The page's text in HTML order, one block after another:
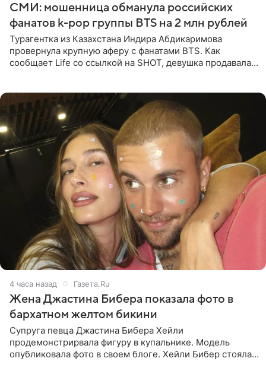
СМИ: мошенница обманула российских
фанатов k-pop группы BTS на 2 млн рублей
Турагентка из Казахстана Индира Абдикаримова
провернула крупную аферу с фанатами BTS. Как
сообщает Life со ссылкой на SHOT, девушка продавала
4 часа назад Газета.Ru
Жена Джастина Бибера показала фото в
бархатном желтом бикини
Супруга певца Джастина Бибера Хейли
продемонстрирвала фигуру в купальнике. Модель
опубликовала фото в своем блоге. Хейли Бибер стояла